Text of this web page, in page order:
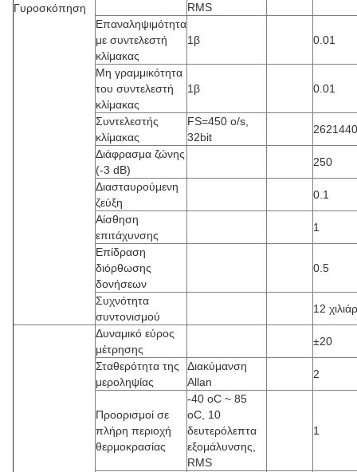
Γυροσκόπηση
RMS
Επαναληψιμότητα
με συντελεστή
κλίμακας
1β 0.01
Μη γραμμικότητα
του συντελεστή
κλίμακας
1β 0.01
Συντελεστής
κλίμακας
FS=450 o/s,
32bit
2621440
Διάφρασμα ζώνης
(-3 dB)
250
Διασταυρούμενη
ζεύξη
0.1
Αίσθηση
επιτάχυνσης
1
Επίδραση
διόρθωσης
δονήσεων
0.5
Συχνότητα
συντονισμού
12
Δυναμικό εύρος
μέτρησης
±20
Σταθερότητα της
μεροληψίας
Διακύμανση
Allan
2
Προορισμοί σε
πλήρη περιοχή
θερμοκρασίας
-40 oC ~ 85
oC, 10
δευτερόλεπτα
εξομάλυνσης,
RMS
1